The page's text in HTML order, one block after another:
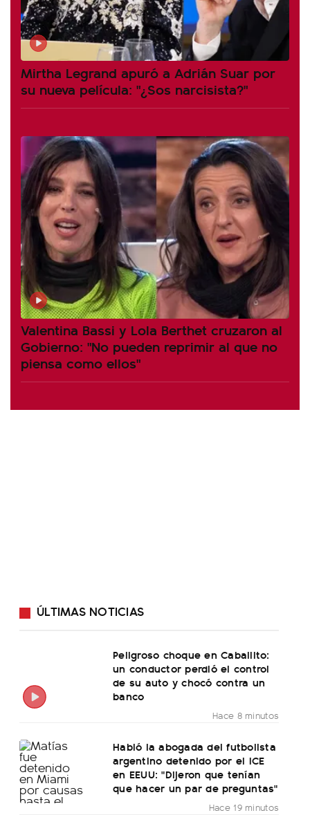
Mirtha Legrand apuró a Adrián Suar por
su nueva película: "¿Sos narcisista?"
Valentina Bassi y Lola Berthet cruzaron al
Gobierno: "No pueden reprimir al que no
piensa como ellos"
ÚLTIMAS NOTICIAS
Peligroso choque en Caballito:
un conductor perdió el control
de su auto y chocó contra un
banco
Hace 8 minutos
Habló la abogada del futbolista
argentino detenido por el ICE
en EEUU: "Dijeron que tenían
que hacer un par de preguntas"
Hace 19 minutos